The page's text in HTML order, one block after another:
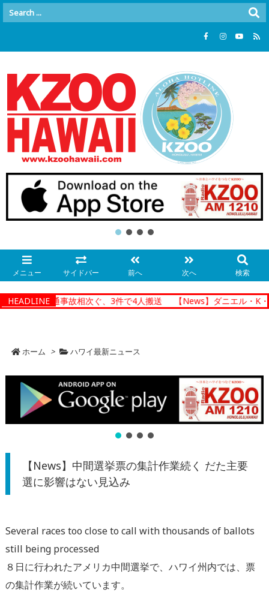
メニュー サイドバー 前へ 次へ 検索
HEADLINE
で朝の交通事故相次ぐ、3件で4人搬送 【News】ダニエル・K・
ホーム > ハワイ最新ニュース
【News】中間選挙票の集計作業続く だた主要
選に影響はない見込み
Several races too close to call with thousands of ballots
still being processed
８日に行われたアメリカ中間選挙で、ハワイ州内では、票
の集計作業が続いています。